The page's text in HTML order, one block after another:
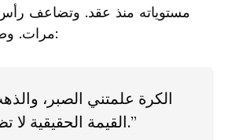
مستوياته منذ عقد. وتضاعف
مرات. وصرّح لمجلة فوربس:
القيمة الحقيقية لا تظهر في لحظة.”